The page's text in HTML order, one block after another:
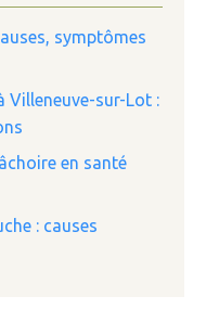
symptômes
Villeneuve-sur-Lot :
en santé
: causes